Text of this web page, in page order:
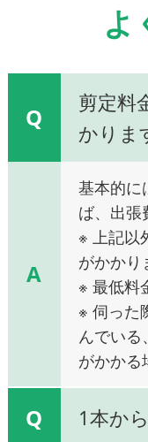
よ
Q
剪定料
かりま
A
基本的に
ば、出張
※ 上記以
がかかり
※ 最低料
※ 伺った
んでいる
がかかる
Q 1本か